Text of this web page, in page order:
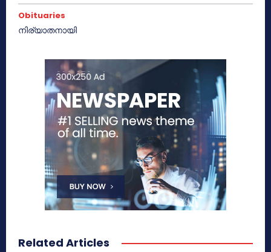
Obituaries
നിര്യാതനായി
Related Articles